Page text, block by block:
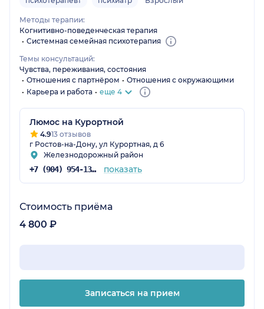
Методы терапии:
Когнитивно-поведенческая терапия
Системная семейная психотерапия
Темы консультаций:
Чувства, переживания, состояния
Отношения с партнёром
Отношения с окружающими
Карьера и работа
еще 4
Люмос на Курортной
4.913 отзывов
г Ростов-на-Дону, ул Курортная, д 6
Железнодорожный район
+7 (904) 954-13-90 показать
Стоимость приёма
4 800 ₽
Записаться на прием